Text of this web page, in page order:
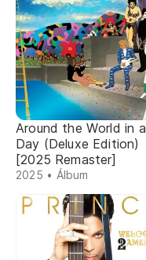
Around the World in a
Day (Deluxe Edition)
[2025 Remaster]
2025 • Álbum